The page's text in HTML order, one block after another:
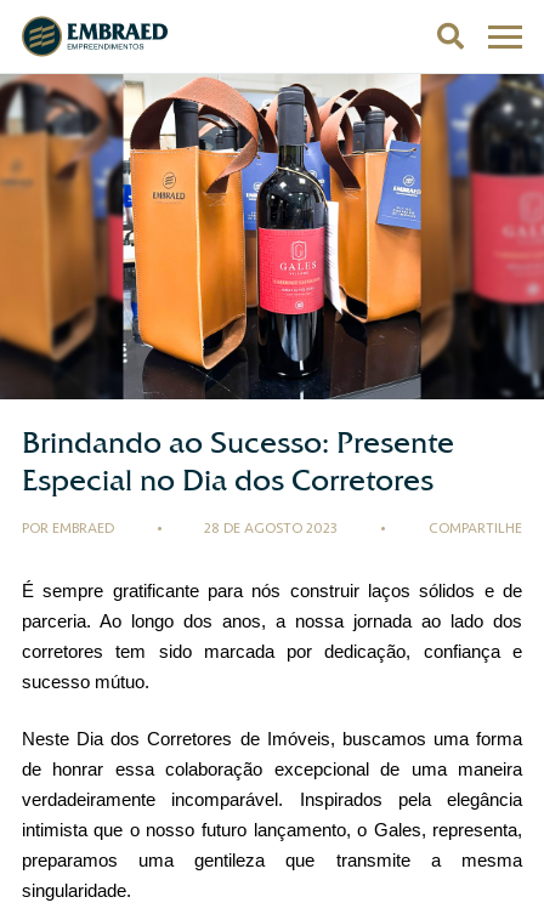
Brindando ao Sucesso: Presente
Especial no Dia dos Corretores
POR EMBRAED • 28 DE AGOSTO 2023 • COMPARTILHE
É sempre gratificante para nós construir laços sólidos e de
parceria. Ao longo dos anos, a nossa jornada ao lado dos
corretores tem sido marcada por dedicação, confiança e
sucesso mútuo.
Neste Dia dos Corretores de Imóveis, buscamos uma forma
de honrar essa colaboração excepcional de uma maneira
verdadeiramente incomparável. Inspirados pela elegância
intimista que o nosso futuro lançamento, o Gales, representa,
preparamos uma gentileza que transmite a mesma
singularidade.